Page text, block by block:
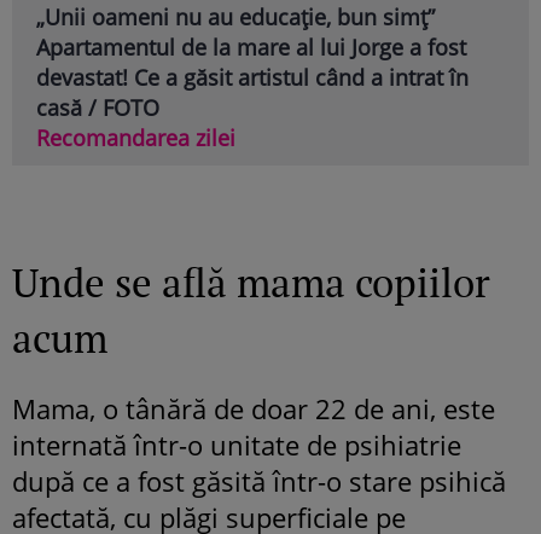
„Unii oameni nu au educație, bun simț”
Apartamentul de la mare al lui Jorge a fost
devastat! Ce a găsit artistul când a intrat în
casă / FOTO
Recomandarea zilei
Unde se află mama copiilor
acum
Mama, o tânără de doar 22 de ani, este
internată într-o unitate de psihiatrie
după ce a fost găsită într-o stare psihică
afectată, cu plăgi superficiale pe